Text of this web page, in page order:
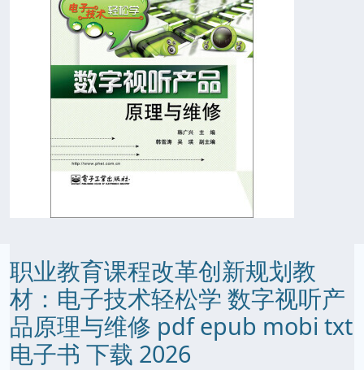
职业教育课程改革创新规划教
材：电子技术轻松学 数字视听产
品原理与维修 pdf epub mobi txt
电子书 下载 2026